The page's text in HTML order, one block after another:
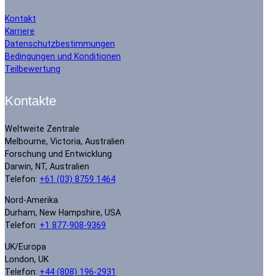
Kontakt
Karriere
Datenschutzbestimmungen
Bedingungen und Konditionen
Teilbewertung
Kontakte
Weltweite Zentrale
Melbourne, Victoria, Australien
Forschung und Entwicklung
Darwin, NT, Australien
Telefon: +61 (03) 8759 1464
Nord-Amerika
Durham, New Hampshire, USA
Telefon: +1 877-908-9369
UK/Europa
London, UK
Telefon: +44 (808) 196-2931